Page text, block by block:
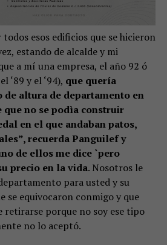
esos edificios que se hicieron
estando de alcalde y mi
a mí una empresa, el año 92 ó
‘89 y el ‘94), que quería
altura de departamento en
que no se podìa construir
en el que andaban patos,
recuerda Panguilef y
de ellos me dice `pero
precio en la vida. Nosotros le
para usted y su
se equivocaron conmigo y que
retirarse porque no soy ese tipo
no lo aceptó.